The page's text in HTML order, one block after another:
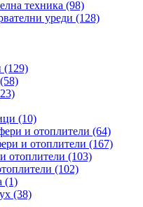
техника (98)
уреди (128)
(129)
(58)
(10)
и отоплители (64)
и отоплители (167)
отоплители (103)
(102)
(1)
(38)